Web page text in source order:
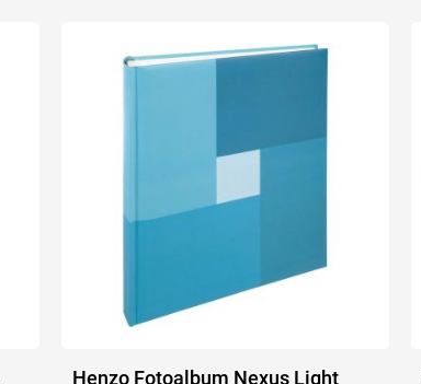
Henzo Fotoalbum Nexus Light